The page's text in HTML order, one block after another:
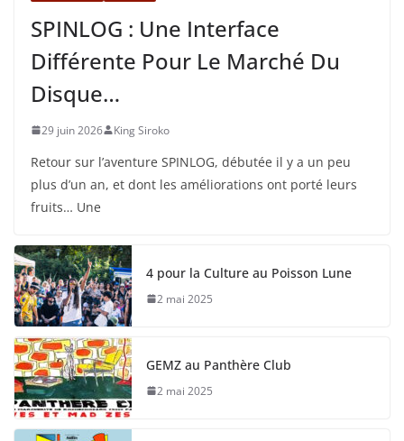
SPINLOG : Une Interface
Différente Pour Le Marché Du
Disque…
29 juin 2026 King Siroko
Retour sur l’aventure SPINLOG, débutée il y a un peu
plus d’un an, et dont les améliorations ont porté leurs
fruits… Une
4 pour la Culture au Poisson Lune
2 mai 2025
GEMZ au Panthère Club
2 mai 2025